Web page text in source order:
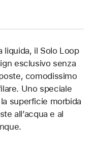
liquida, il Solo Loop
esclusivo senza
comodissimo
Uno speciale
superficie morbida
all’acqua e al